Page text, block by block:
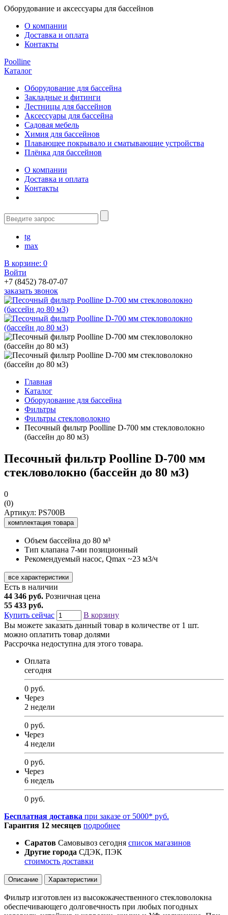
Оборудование и аксессуары для бассейнов
О компании
Доставка и оплата
Контакты
Poolline
Каталог
Оборудование для бассейна
Закладные и фитинги
Лестницы для бассейнов
Аксессуары для бассейна
Садовая мебель
Химия для бассейнов
Плавающее покрывало и сматывающие устройства
Плёнка для бассейнов
О компании
Доставка и оплата
Контакты
tg
max
В корзине: 0
Войти
+7 (8452) 78-07-07
заказать звонок
Главная
Каталог
Оборудование для бассейна
Фильтры
Фильтры стекловолокно
Песочный фильтр Poolline D-700 мм стекловолокно
(бассейн до 80 м3)
Песочный фильтр Poolline D-700 мм
стекловолокно (бассейн до 80 м3)
0
(0)
Артикул: PS700B
комплектация товара
Объем бассейна до 80 м³
Тип клапана 7-ми позиционный
Рекомендуемый насос, Qmax ~23 м3/ч
все характеристики
Есть в наличии
44 346 руб. Розничная цена
55 433 руб.
Купить сейчас
В корзину
Вы можете заказать данный товар в количестве от 1 шт.
можно оплатить товар долями
Рассрочка недоступна для этого товара.
Оплата
сегодня
0 руб.
Через
2 недели
0 руб.
Через
4 недели
0 руб.
Через
6 недель
0 руб.
Бесплатная доставка при заказе от 5000* руб.
Гарантия 12 месяцев подробнее
Саратов Самовывоз сегодня список магазинов
Другие города СДЭК, ПЭК
стоимость доставки
Описание Характеристики
Фильтр изготовлен из высококачественного стекловолокна
обеспечивающего долговечность при любых погодных